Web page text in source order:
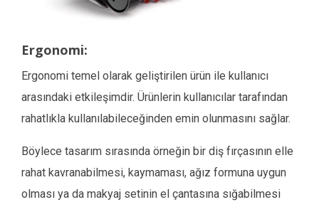
Ergonomi:
Ergonomi temel olarak geliştirilen ürün ile kullanıcı
arasındaki etkileşimdir. Ürünlerin kullanıcılar tarafından
rahatlıkla kullanılabileceğinden emin olunmasını sağlar.
Böylece tasarım sırasında örneğin bir diş fırçasının elle
rahat kavranabilmesi, kaymaması, ağız formuna uygun
olması ya da makyaj setinin el çantasına sığabilmesi